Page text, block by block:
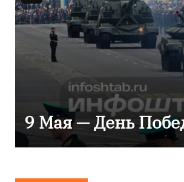
Уникальное
сияние
Балтикой